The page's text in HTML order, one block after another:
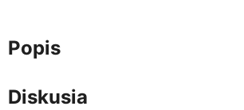
Popis
Diskusia